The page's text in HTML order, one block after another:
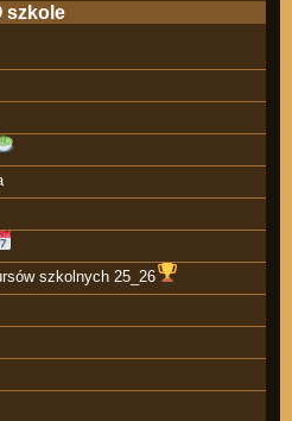
szkole
szkolnych 25_26